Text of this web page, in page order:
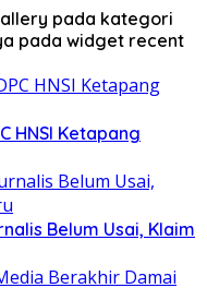
pada kategori
pada widget recent
HNSI Ketapang
Belum Usai, Klaim